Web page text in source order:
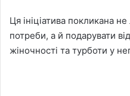
Ця ініціатива покликана
потреби, а й подарувати
жіночності та турботи у